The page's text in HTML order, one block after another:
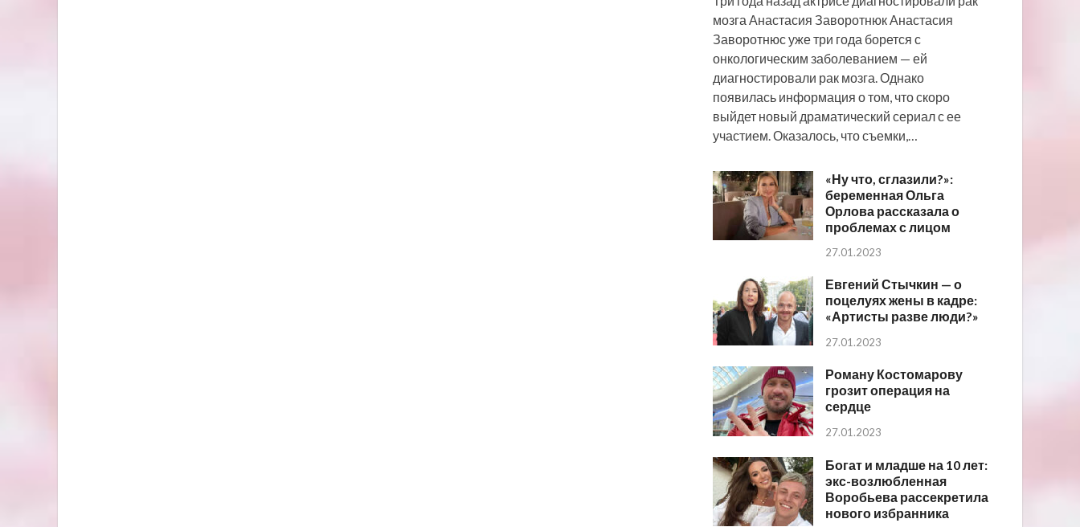
мозга Анастасия Заворотнюк Анастасия
Заворотнюс уже три года борется с
онкологическим заболеванием — ей
диагностировали рак мозга. Однако
появилась информация о том, что скоро
выйдет новый драматический сериал с ее
участием. Оказалось, что съемки,…
«Ну что, сглазили?»:
беременная Ольга
Орлова рассказала о
проблемах с лицом
27.01.2023
Евгений Стычкин — о
поцелуях жены в кадре:
«Артисты разве люди?»
27.01.2023
Роману Костомарову
грозит операция на
сердце
27.01.2023
Богат и младше на 10 лет:
экс-возлюбленная
Воробьева рассекретила
нового избранника